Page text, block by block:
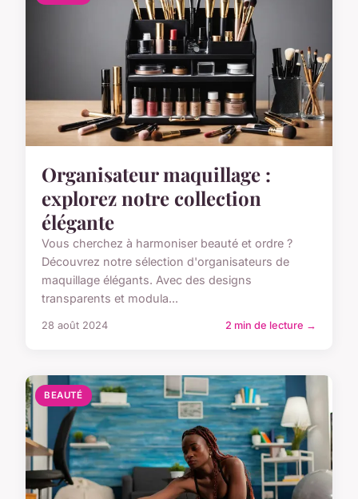
Organisateur maquillage :
explorez notre collection
élégante
Vous cherchez à harmoniser beauté et ordre ?
Découvrez notre sélection d'organisateurs de
maquillage élégants. Avec des designs
transparents et modula...
28 août 2024 2 min de lecture →
BEAUTÉ